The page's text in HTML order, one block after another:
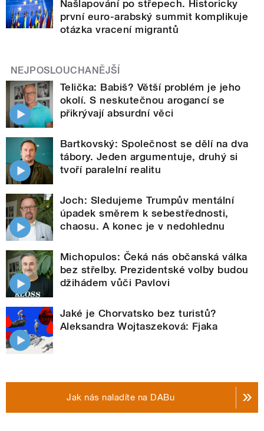
Našlapování po střepech. Historicky
první euro-arabský summit komplikuje
otázka vracení migrantů
NEJPOSLOUCHANĚJŠÍ
Telička: Babiš? Větší problém je jeho
okolí. S neskutečnou arogancí se
přikrývají absurdní věci
Bartkovský: Společnost se dělí na dva
tábory. Jeden argumentuje, druhý si
tvoří paralelní realitu
Joch: Sledujeme Trumpův mentální
úpadek směrem k sebestřednosti,
chaosu. A konec je v nedohlednu
Michopulos: Čeká nás občanská válka
bez střelby. Prezidentské volby budou
džihádem vůči Pavlovi
Jaké je Chorvatsko bez turistů?
Aleksandra Wojtaszeková: Fjaka
Jak nás naladíte na DABu